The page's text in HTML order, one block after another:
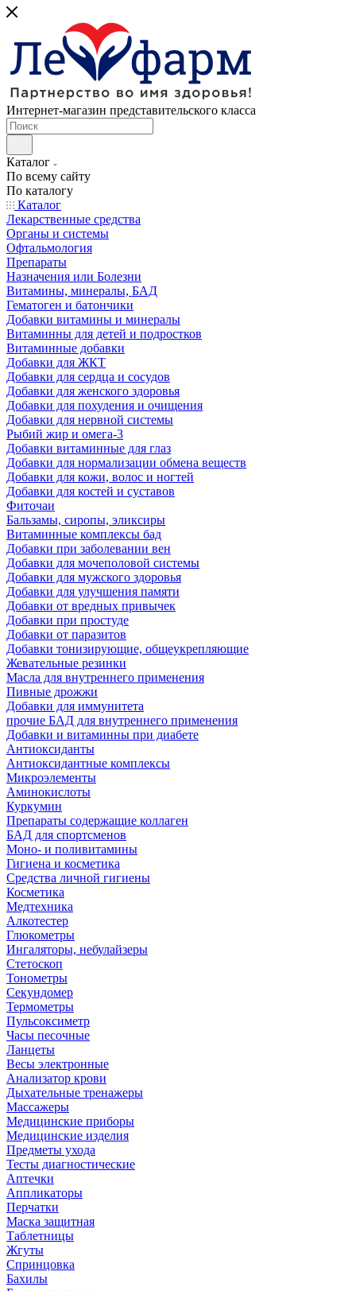
Интернет-магазин представительского класса
Каталог
По всему сайту
По каталогу
Каталог
Лекарственные средства
Органы и системы
Офтальмология
Препараты
Назначения или Болезни
Витамины, минералы, БАД
Гематоген и батончики
Добавки витамины и минералы
Витаминны для детей и подростков
Витаминные добавки
Добавки для ЖКТ
Добавки для сердца и сосудов
Добавки для женского здоровья
Добавки для похудения и очищения
Добавки для нервной системы
Рыбий жир и омега-3
Добавки витаминные для глаз
Добавки для нормализации обмена веществ
Добавки для кожи, волос и ногтей
Добавки для костей и суставов
Фиточаи
Бальзамы, сиропы, эликсиры
Витаминные комплексы бад
Добавки при заболевании вен
Добавки для мочеполовой системы
Добавки для мужского здоровья
Добавки для улучшения памяти
Добавки от вредных привычек
Добавки при простуде
Добавки от паразитов
Добавки тонизирующие, общеукрепляющие
Жевательные резинки
Масла для внутреннего применения
Пивные дрожжи
Добавки для иммунитета
прочие БАД для внутреннего применения
Добавки и витаминны при диабете
Антиоксиданты
Антиоксидантные комплексы
Микроэлементы
Аминокислоты
Куркумин
Препараты содержащие коллаген
БАД для спортсменов
Моно- и поливитамины
Гигиена и косметика
Средства личной гигиены
Косметика
Медтехника
Алкотестер
Глюкометры
Ингаляторы, небулайзеры
Стетоскоп
Тонометры
Секундомер
Термометры
Пульсоксиметр
Часы песочные
Ланцеты
Весы электронные
Анализатор крови
Дыхательные тренажеры
Массажеры
Медицинские приборы
Медицинские изделия
Предметы ухода
Тесты диагностические
Аптечки
Аппликаторы
Перчатки
Маска защитная
Таблетницы
Жгуты
Спринцовка
Бахилы